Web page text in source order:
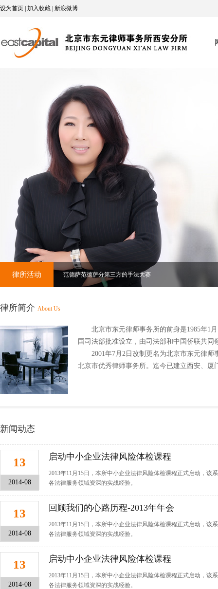
设为首页 | 加入收藏 | 新浪微博
律所活动 范德萨范德萨分第三方的手法大赛
律所简介 About Us
北京市东元律师事务所的前身是1985年1月
国司法部批准设立，由司法部和中国侨联共
2001年7月2日改制更名为北京市东元律师
北京市优秀律师事务所。迄今已建立西安、厦
新闻动态
13
2014-08
启动中小企业法律风险体检课程
2013年11月15日，本所中小企业法律风险体检课程正式启动，该
各法律服务领域资深的实战经验。
13
2014-08
回顾我们的心路历程-2013年年会
2013年11月15日，本所中小企业法律风险体检课程正式启动，该
各法律服务领域资深的实战经验。
13
2014-08
启动中小企业法律风险体检课程
2013年11月15日，本所中小企业法律风险体检课程正式启动，该
各法律服务领域资深的实战经验。